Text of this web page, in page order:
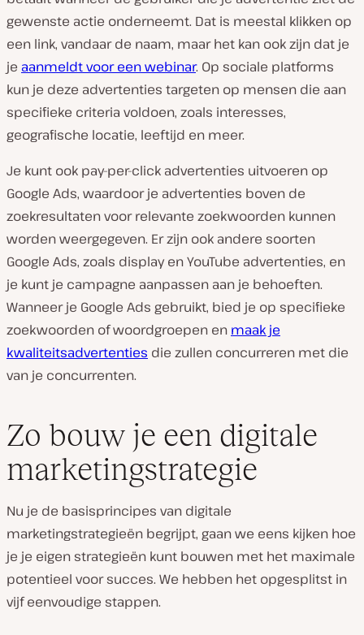
gewenste actie onderneemt. Dat is meestal klikken op
een link, vandaar de naam, maar het kan ook zijn dat je
je aanmeldt voor een webinar. Op sociale platforms
kun je deze advertenties targeten op mensen die aan
specifieke criteria voldoen, zoals interesses,
geografische locatie, leeftijd en meer.
Je kunt ook pay-per-click advertenties uitvoeren op
Google Ads, waardoor je advertenties boven de
zoekresultaten voor relevante zoekwoorden kunnen
worden weergegeven. Er zijn ook andere soorten
Google Ads, zoals display en YouTube advertenties, en
je kunt je campagne aanpassen aan je behoeften.
Wanneer je Google Ads gebruikt, bied je op specifieke
zoekwoorden of woordgroepen en maak je
kwaliteitsadvertenties die zullen concurreren met die
van je concurrenten.
Zo bouw je een digitale
marketingstrategie
Nu je de basisprincipes van digitale
marketingstrategieën begrijpt, gaan we eens kijken hoe
je je eigen strategieën kunt bouwen met het maximale
potentieel voor succes. We hebben het opgesplitst in
vijf eenvoudige stappen.